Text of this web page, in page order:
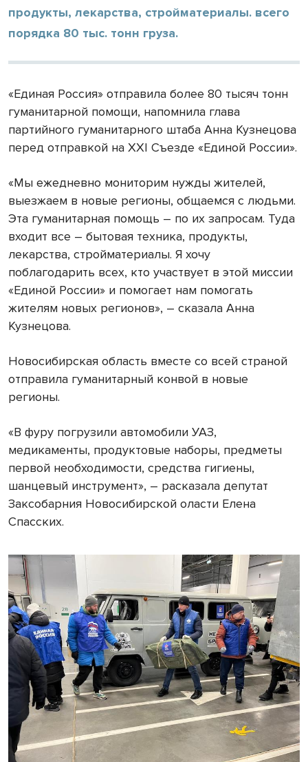
продукты, лекарства, стройматериалы. всего
порядка 80 тыс. тонн груза.
«Единая Россия» отправила более 80 тысяч тонн
гуманитарной помощи, напомнила глава
партийного гуманитарного штаба Анна Кузнецова
перед отправкой на ХХI Съезде «Единой России».
«Мы ежедневно мониторим нужды жителей,
выезжаем в новые регионы, общаемся с людьми.
Эта гуманитарная помощь – по их запросам. Туда
входит все – бытовая техника, продукты,
лекарства, стройматериалы. Я хочу
поблагодарить всех, кто участвует в этой миссии
«Единой России» и помогает нам помогать
жителям новых регионов», – сказала Анна
Кузнецова.
Новосибирская область вместе со всей страной
отправила гуманитарный конвой в новые
регионы.
«В фуру погрузили автомобили УАЗ,
медикаменты, продуктовые наборы, предметы
первой необходимости, средства гигиены,
шанцевый инструмент», – расказала депутат
Заксобарния Новосибирской оласти Елена
Спасских.